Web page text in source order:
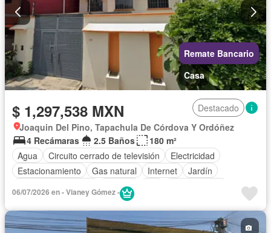
Remate Bancario
Casa
$ 1,297,538 MXN
Destacado
Joaquin Del Pino, Tapachula De Córdova Y Ordóñez
4 Recámaras
2.5 Baños
180 m²
Agua
Circuito cerrado de televisión
Electricidad
Estacionamiento
Gas natural Internet
Jardín
Terraza
06/07/2026 en - Vianey Gómez -